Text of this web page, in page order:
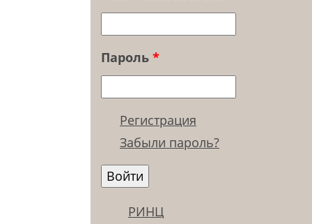
Пароль *
Регистрация
Забыли пароль?
РИНЦ